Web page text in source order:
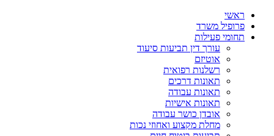
ראשי
פרופיל משרד
תחומי פעילות
עורך דין תביעות סיעוד
אוטיזם
רשלנות רפואית
תאונות דרכים
תאונות עבודה
תאונות אישיות
אובדן כושר עבודה
מחלת מקצוע ואחוזי נכות